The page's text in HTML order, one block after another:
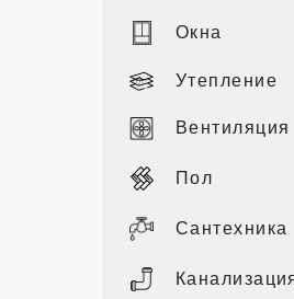
Окна
Утепление
Вентиляция
Пол
Сантехника